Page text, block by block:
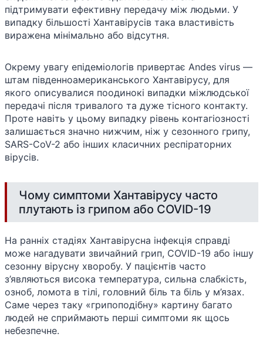
підтримувати ефективну передачу між людьми. У
випадку більшості Хантавірусів така властивість
виражена мінімально або відсутня.
Окрему увагу епідеміологів привертає Andes virus —
штам південноамериканського Хантавірусу, для
якого описувалися поодинокі випадки міжлюдської
передачі після тривалого та дуже тісного контакту.
Проте навіть у цьому випадку рівень контагіозності
залишається значно нижчим, ніж у сезонного грипу,
SARS-CoV-2 або інших класичних респіраторних
вірусів.
Чому симптоми Хантавірусу часто
плутають із грипом або COVID-19
На ранніх стадіях Хантавірусна інфекція справді
може нагадувати звичайний грип, COVID-19 або іншу
сезонну вірусну хворобу. У пацієнтів часто
з’являються висока температура, сильна слабкість,
озноб, ломота в тілі, головний біль та біль у м’язах.
Саме через таку «грипоподібну» картину багато
людей не сприймають перші симптоми як щось
небезпечне.